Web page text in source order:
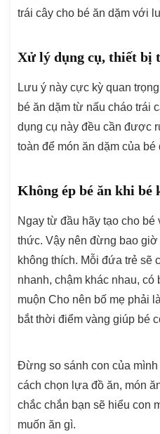
trái cây cho bé ăn dặm với
Xử lý dụng cụ, thiết bị
Lưu ý này cực kỳ quan
bé ăn dặm từ nấu cháo trái
dụng cụ này đều cần được
toàn để món ăn dặm của
Không ép bé ăn khi bé
Ngay từ đầu hãy tạo cho
thức. Vậy nên đừng bao
không thích. Mỗi đứa trẻ sẽ
nhanh, chậm khác nhau, có
muộn Cho nên bố mẹ phải
bắt thời điểm vàng giúp bé
Đừng so sánh con của
cách chọn lựa đồ ăn, món
chắc chắn bạn sẽ hiểu con
muốn ăn gì.